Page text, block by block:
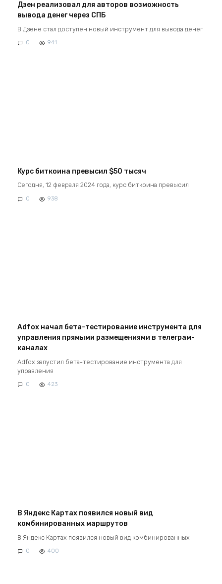
Дзен реализовал для авторов возможность
вывода денег через СПБ
В Дзене стал доступен новый инструмент для вывода денег
0 941
Курс биткоина превысил $50 тысяч
Сегодня, 12 февраля 2024 года, курс биткоина превысил
0 938
Adfox начал бета-тестирование инструмента для
управления прямыми размещениями в телеграм-
каналах
Adfox запустил бета-тестирование инструмента для
управления
0 423
В Яндекс Картах появился новый вид
комбинированных маршрутов
В Яндекс Картах появился новый вид комбинированных
0 400